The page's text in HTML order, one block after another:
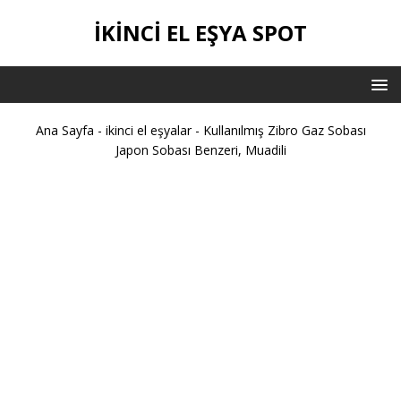
İKİNCİ EL EŞYA SPOT
Ana Sayfa - ikinci el eşyalar- Kullanılmış Zibro Gaz Sobası
Japon Sobası Benzeri, Muadili